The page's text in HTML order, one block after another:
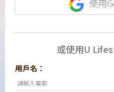
使用
或使用U
用戶名：